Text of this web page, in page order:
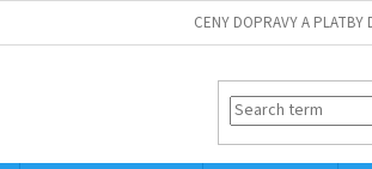
CENY DOPRAVY A PLATBY